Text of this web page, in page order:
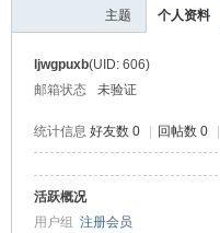
主题 个人资料
ljwgpuxb(UID: 606)
邮箱状态
未验证
统计信息 好友数 0 回帖数 0
活跃概况
用户组 注册会员